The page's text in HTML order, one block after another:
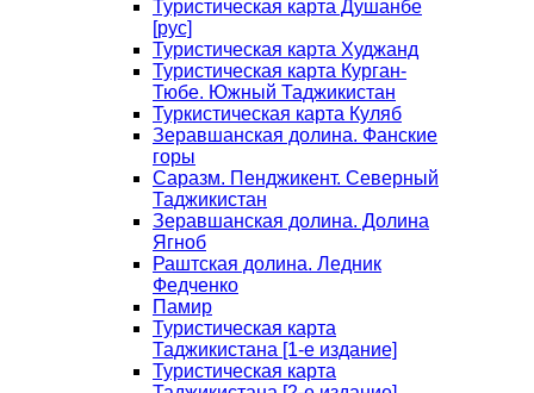
Туристическая карта Душанбе
[рус]
Туристическая карта Худжанд
Туристическая карта Курган-
Тюбе. Южный Таджикистан
Туркистическая карта Куляб
Зеравшанская долина. Фанские
горы
Саразм. Пенджикент. Северный
Таджикистан
Зеравшанская долина. Долина
Ягноб
Раштская долина. Ледник
Федченко
Памир
Туристическая карта
Таджикистана [1-е издание]
Туристическая карта